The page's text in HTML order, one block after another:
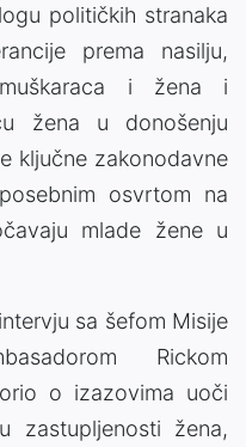
političkih stranaka
prema nasilju,
muškaraca i žena i
žena u donošenju
ključne zakonodavne
osvrtom na
mlade žene u
sa šefom Misije
Rickom
o izazovima uoči
zastupljenosti žena,